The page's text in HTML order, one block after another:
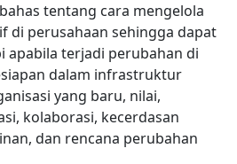
tentang cara mengelola
di perusahaan sehingga dapat
apabila terjadi perubahan di
dalam infrastruktur
yang baru, nilai,
kolaborasi, kecerdasan
dan rencana perubahan